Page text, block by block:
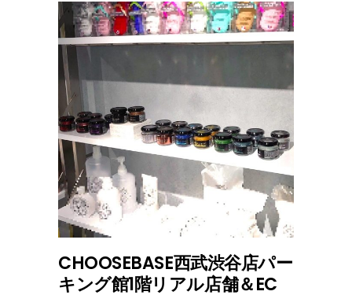
CHOOSEBASE西武渋谷店パー
キング館1階リアル店舗＆EC